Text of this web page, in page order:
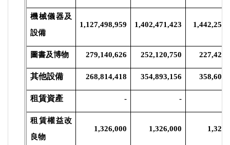
機械儀器及
設備
1,127,498,959 1,402,471,423
圖書及博物 279,140,626 252,120,750
其他設備 268,814,418 354,893,156
租賃資產 - -
租賃權益改
良物
1,326,000 1,326,000